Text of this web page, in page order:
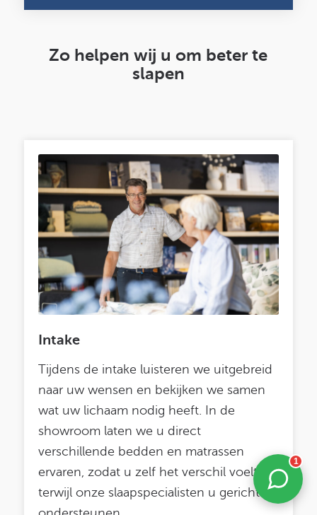
Zo helpen wij u om beter te
slapen
Intake
Tijdens de intake luisteren we uitgebreid
naar uw wensen en bekijken we samen
wat uw lichaam nodig heeft. In de
showroom laten we u direct
verschillende bedden en matrassen
ervaren, zodat u zelf het verschil voelt
terwijl onze slaapspecialisten u gericht
1